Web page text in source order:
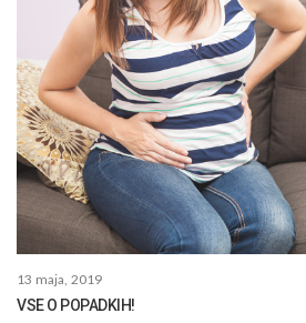
13 maja, 2019
VSE O POPADKIH!